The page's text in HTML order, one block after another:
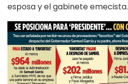
esposa y el gabinete emecista.